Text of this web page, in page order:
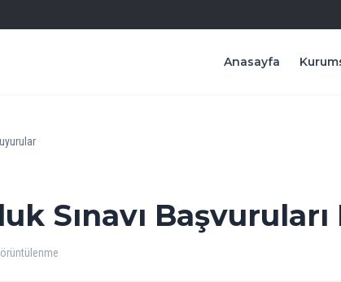
Anasayfa
Sınavı Başvuruları